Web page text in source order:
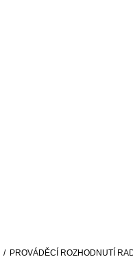
/ PROVÁDĚCÍ ROZHODNUTÍ